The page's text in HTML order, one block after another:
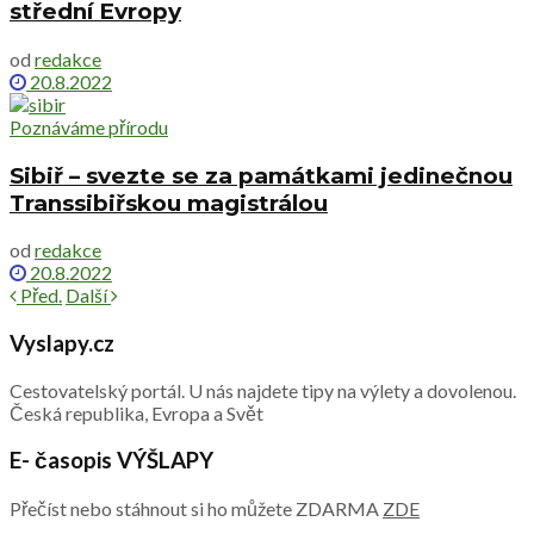
střední Evropy
od redakce
20.8.2022
Poznáváme přírodu
Sibiř – svezte se za památkami jedinečnou
Transsibiřskou magistrálou
od redakce
20.8.2022
Před. Další
Vyslapy.cz
Cestovatelský portál. U nás najdete tipy na výlety a dovolenou.
Česká republika, Evropa a Svět
E- časopis VÝŠLAPY
Přečíst nebo stáhnout si ho můžete ZDARMA ZDE